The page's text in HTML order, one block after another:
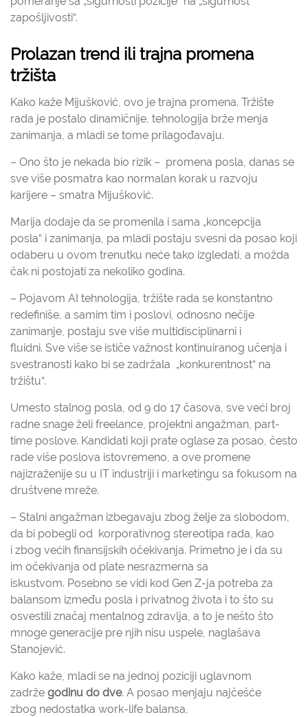
zapošljivosti“.
Prolazan trend ili trajna promena
tržišta
Kako kaže Mijušković, ovo je trajna promena. Tržište
rada je postalo dinamičnije, tehnologija brže menja
zanimanja, a mladi se tome prilagođavaju.
– Ono što je nekada bio rizik – promena posla, danas se
sve više posmatra kao normalan korak u razvoju
karijere – smatra Mijušković.
Marija dodaje da se promenila i sama „koncepcija
posla“ i zanimanja, pa mladi postaju svesni da posao koji
odaberu u ovom trenutku neće tako izgledati, a možda
čak ni postojati za nekoliko godina.
– Pojavom AI tehnologija, tržište rada se konstantno
redefiniše, a samim tim i poslovi, odnosno nečije
zanimanje, postaju sve više multidisciplinarni i
fluidni. Sve više se ističe važnost kontinuiranog učenja i
svestranosti kako bi se zadržala „konkurentnost“ na
tržištu“.
Umesto stalnog posla, od 9 do 17 časova, sve veći broj
radne snage želi freelance, projektni angažman, part-
time poslove. Kandidati koji prate oglase za posao, često
rade više poslova istovremeno, a ove promene
najizraženije su u IT industriji i marketingu sa fokusom na
društvene mreže.
– Stalni angažman izbegavaju zbog želje za slobodom,
da bi pobegli od korporativnog stereotipa rada, kao
i zbog većih finansijskih očekivanja. Primetno je i da su
im očekivanja od plate nesrazmerna sa
iskustvom. Posebno se vidi kod Gen Z-ja potreba za
balansom između posla i privatnog života i to što su
osvestili značaj mentalnog zdravlja, a to je nešto što
mnoge generacije pre njih nisu uspele, naglašava
Stanojević.
Kako kaže, mladi se na jednoj poziciji uglavnom
zadrže godinu do dve. A posao menjaju najčešće
zbog nedostatka work-life balansa,